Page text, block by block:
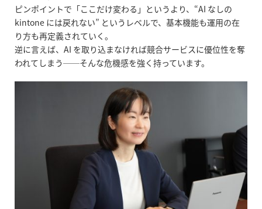
ピンポイントで「ここだけ変わる」というより、 “AI なしの
kintone には戻れない” というレベルで、基本機能も運用の在
り方も再定義されていく。
逆に言えば、 AI を取り込まなければ競合サービスに優位性を奪
われてしまう──そんな危機感を強く持っています。